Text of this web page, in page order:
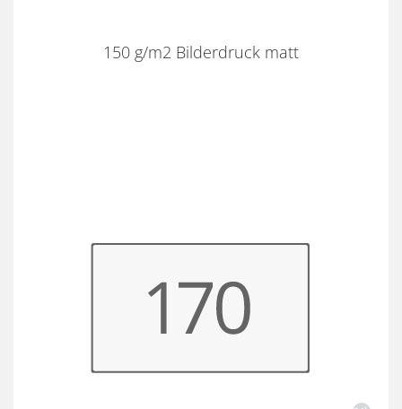
150 g/m2 Bilderdruck matt